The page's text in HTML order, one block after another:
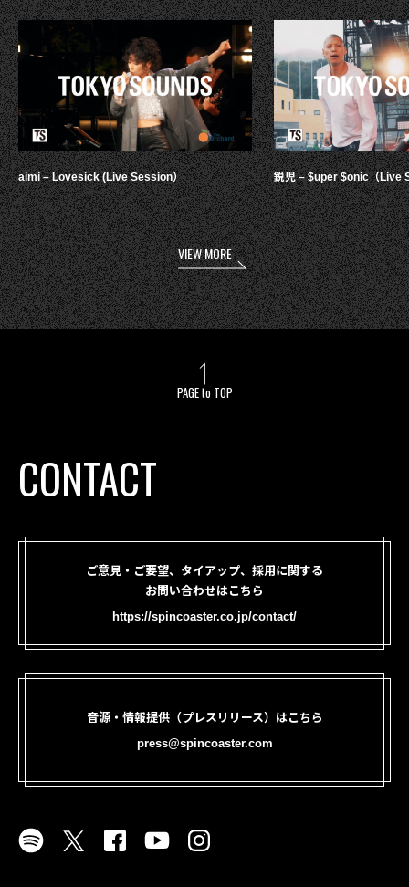
aimi – Lovesick (Live Session） 鋭児 – $uper $onic（Live
VIEW MORE
PAGE to TOP
CONTACT
ご意見・ご要望、タイアップ、採用に関する
お問い合わせはこちら
https://spincoaster.co.jp/contact/
音源・情報提供（プレスリリース）はこちら
press@spincoaster.com